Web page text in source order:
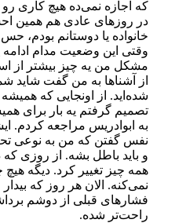
که اجازه نمی‌ده هیچ کاری
در روزهای عادی هم همین
خانواده یا دوستانم
وقتی این وضعیت مدام ادامه
مشکل من یه چیز بیشتر از
از آشناها به من گفت شاید
شده‌اید. از اونجایی که
تصمیم گرفتم یه بار برای
به ابوادریس مراجعه کردم.
نفس گفتن که من به نوعی
و باید باطل بشه. از روزی
همه چیز تغییر کرد. دیگه
نمی‌کنه. الان هر روز که
فشارهای قبلی از دوشم
راحت‌تر شده.